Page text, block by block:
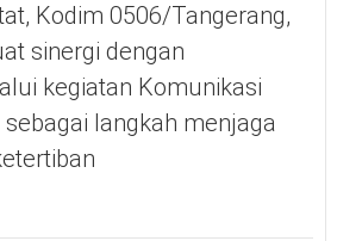
Kodim 0506/Tangerang,
sinergi dengan
kegiatan Komunikasi
langkah menjaga